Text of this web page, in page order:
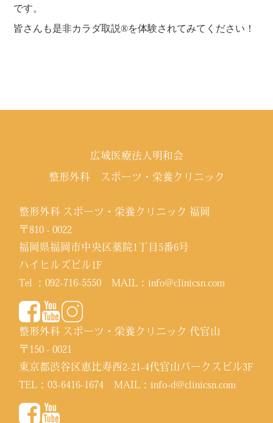
です。
皆さんも是非カラダ取説®を体験されてみてください！
広域医療法人明和会
整形外科 スポーツ・栄養クリニック
整形外科 スポーツ・栄養クリニック 福岡
〒810 - 0022
福岡県福岡市中央区薬院1丁目5番6号
ハイヒルズビル1F
Tel ：092-716-5550 MAIL：info@clinicsn.com
整形外科 スポーツ・栄養クリニック 代官山
〒150 - 0021
東京都渋谷区恵比寿西2-21-4代官山パークスビル3F
TEL：03-6416-1674 MAIL：info-d@clinicsn.com